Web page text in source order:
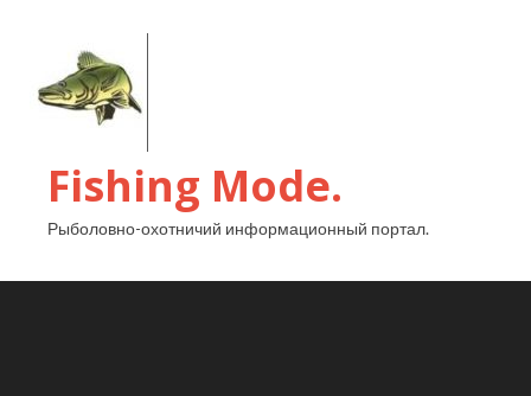
Fishing Mode.
Рыболовно-охотничий информационный портал.